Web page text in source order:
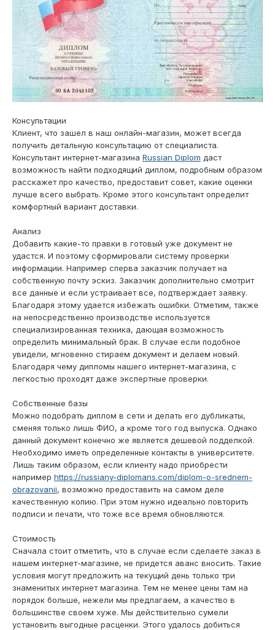
Консультации
Клиент, что зашел в наш онлайн-магазин, может всегда
получить детальную консультацию от специалиста.
Консультант интернет-магазина Russian Diplom даст
возможность найти подходящий диплом, подробным образом
расскажет про качество, предоставит совет, какие оценки
лучше всего выбрать. Кроме этого консультант определит
комфортный вариант доставки.
Анализ
Добавить какие-то правки в готовый уже документ не
удастся. И поэтому сформировали систему проверки
информации. Например сперва заказчик получает на
собственную почту эскиз. Заказчик дополнительно смотрит
все данные и если устраивает все, подтверждает заявку.
Благодаря этому удается избежать ошибки. Отметим, также
на непосредственно производстве используется
специализированная техника, дающая возможность
определить минимальный брак. В случае если подобное
увидели, мгновенно стираем документ и делаем новый.
Благодаря чему дипломы нашего интернет-магазина, с
легкостью проходят даже экспертные проверки.
Собственные базы
Можно подобрать диплом в сети и делать его дубликаты,
сменяя только лишь ФИО, а кроме того год выпуска. Однако
данный документ конечно же является дешевой подделкой.
Необходимо иметь определенные контакты в университете.
Лишь таким образом, если клиенту надо приобрести
например https://russiany-diplomans.com/diplom-o-srednem-
obrazovanii, возможно предоставить на самом деле
качественную копию. При этом нужно идеально повторить
подписи и печати, что тоже все время обновляются.
Стоимость
Сначала стоит отметить, что в случае если сделаете заказ в
нашем интернет-магазине, не придется аванс вносить. Такие
условия могут предложить на текущий день только три
знаменитых интернет магазина. Тем не менее цены там на
порядок больше, нежели мы предлагаем, а качество в
большинстве своем хуже. Мы действительно сумели
установить выгодные расценки. Этого удалось добиться